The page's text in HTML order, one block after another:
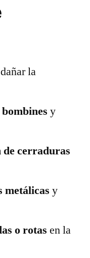
la
y
cerraduras
metálicas y
o rotas en la